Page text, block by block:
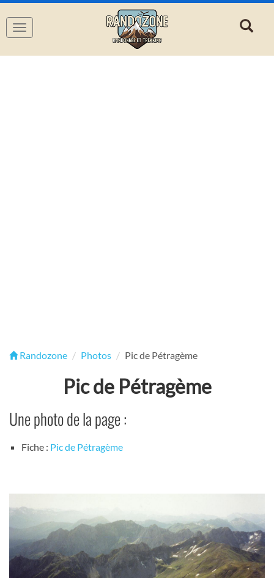
Navigation
Randozone Photos Pic de Pétragème
Pic de Pétragème
Une photo de la page :
Fiche : Pic de Pétragème